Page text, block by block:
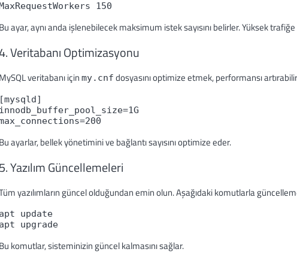
150
Bu ayar, aynı anda işlenebilecek maksimum istek sayısını belirler. Yüksek
Veritabanı Optimizasyonu
MySQL veritabanı için my.cnf dosyasını optimize etmek, performansı
[mysqld]
innodb_buffer_pool_size=1G
Bu ayarlar, bellek yönetimini ve bağlantı sayısını optimize eder.
5. Yazılım Güncellemeleri
yazılımların güncel olduğundan emin olun. Aşağıdaki komutlarla
apt update
apt upgrade
Bu komutlar, sisteminizin güncel kalmasını sağlar.